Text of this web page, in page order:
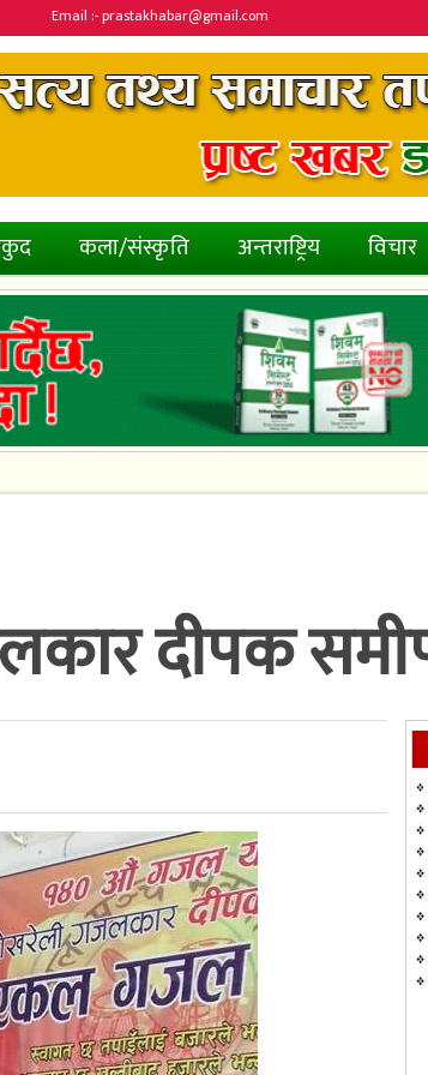
Email :- prastakhabar@gmail.com
कला/संस्कृति अन्तराष्ट्रिय विचार
दीपक